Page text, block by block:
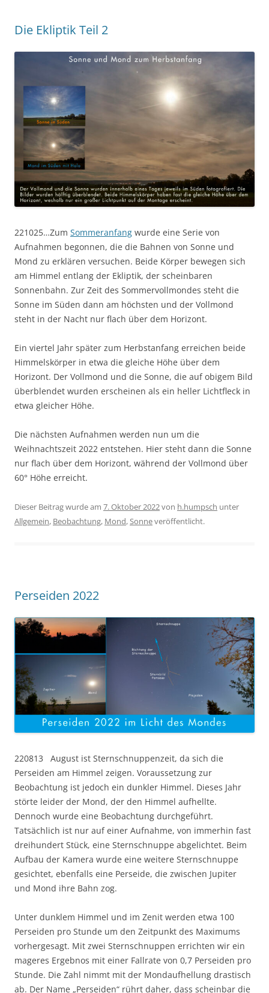
Die Ekliptik Teil 2
221025…Zum Sommeranfang wurde eine Serie von
Aufnahmen begonnen, die die Bahnen von Sonne und
Mond zu erklären versuchen. Beide Körper bewegen sich
am Himmel entlang der Ekliptik, der scheinbaren
Sonnenbahn. Zur Zeit des Sommervollmondes steht die
Sonne im Süden dann am höchsten und der Vollmond
steht in der Nacht nur flach über dem Horizont.
Ein viertel Jahr später zum Herbstanfang erreichen beide
Himmelskörper in etwa die gleiche Höhe über dem
Horizont. Der Vollmond und die Sonne, die auf obigem Bild
überblendet wurden erscheinen als ein heller Lichtfleck in
etwa gleicher Höhe.
Die nächsten Aufnahmen werden nun um die
Weihnachtszeit 2022 entstehen. Hier steht dann die Sonne
nur flach über dem Horizont, während der Vollmond über
60° Höhe erreicht.
Dieser Beitrag wurde am 7. Oktober 2022von h.humpsch unter
Allgemein, Beobachtung, Mond,Sonneveröffentlicht.
Perseiden 2022
220813 August ist Sternschnuppenzeit, da sich die
Perseiden am Himmel zeigen. Voraussetzung zur
Beobachtung ist jedoch ein dunkler Himmel. Dieses Jahr
störte leider der Mond, der den Himmel aufhellte.
Dennoch wurde eine Beobachtung durchgeführt.
Tatsächlich ist nur auf einer Aufnahme, von immerhin fast
dreihundert Stück, eine Sternschnuppe abgelichtet. Beim
Aufbau der Kamera wurde eine weitere Sternschnuppe
gesichtet, ebenfalls eine Perseide, die zwischen Jupiter
und Mond ihre Bahn zog.
Unter dunklem Himmel und im Zenit werden etwa 100
Perseiden pro Stunde um den Zeitpunkt des Maximums
vorhergesagt. Mit zwei Sternschnuppen errichten wir ein
mageres Ergebnos mit einer Fallrate von 0,7 Perseiden pro
Stunde. Die Zahl nimmt mit der Mondaufhellung drastisch
ab. Der Name „Perseiden“ rührt daher, dass scheinbar die